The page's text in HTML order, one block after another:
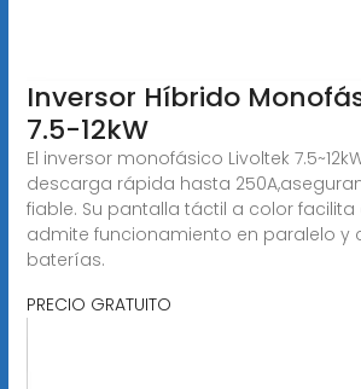
Inversor Híbrido
7.5-12kW
El inversor monofásico Livoltek
descarga rápida hasta
fiable. Su pantalla táctil a color
admite funcionamiento en paralelo y
baterías.
PRECIO GRATUITO